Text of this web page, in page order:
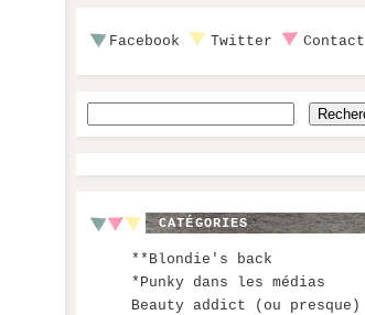
Facebook Twitter Contact
CATÉGORIES
**Blondie's back
*Punky dans les médias
Beauty addict (ou presque)